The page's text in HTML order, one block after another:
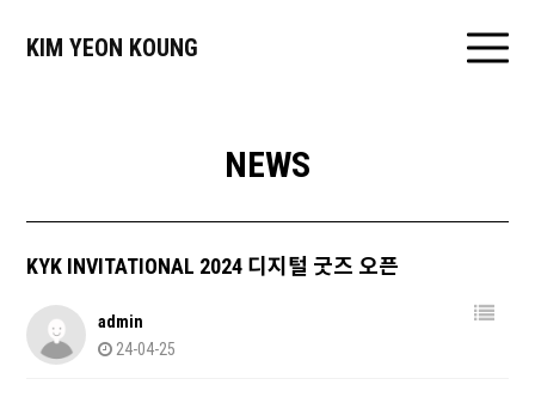
KIM YEON KOUNG
NEWS
KYK INVITATIONAL 2024 디지털 굿즈 오픈
admin
24-04-25